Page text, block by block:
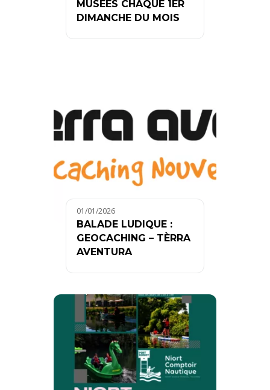
MUSÉES CHAQUE 1ER
DIMANCHE DU MOIS
01/01/2026
BALADE LUDIQUE :
GEOCACHING – TÈRRA
AVENTURA